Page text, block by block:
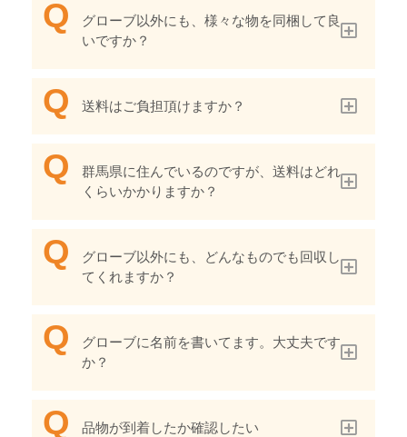
グローブ以外にも、様々な物を同梱して良
いですか？
送料はご負担頂けますか？
群馬県に住んでいるのですが、送料はどれ
くらいかかりますか？
グローブ以外にも、どんなものでも回収し
てくれますか？
グローブに名前を書いてます。大丈夫です
か？
品物が到着したか確認したい